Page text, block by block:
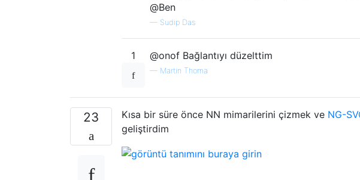
@Ben
— Sudip Das
1 @onof Bağlantıyı düzelttim
— Martin Thoma
23 Kısa bir süre önce NN mimarilerini çizmek ve NG-
geliştirdim